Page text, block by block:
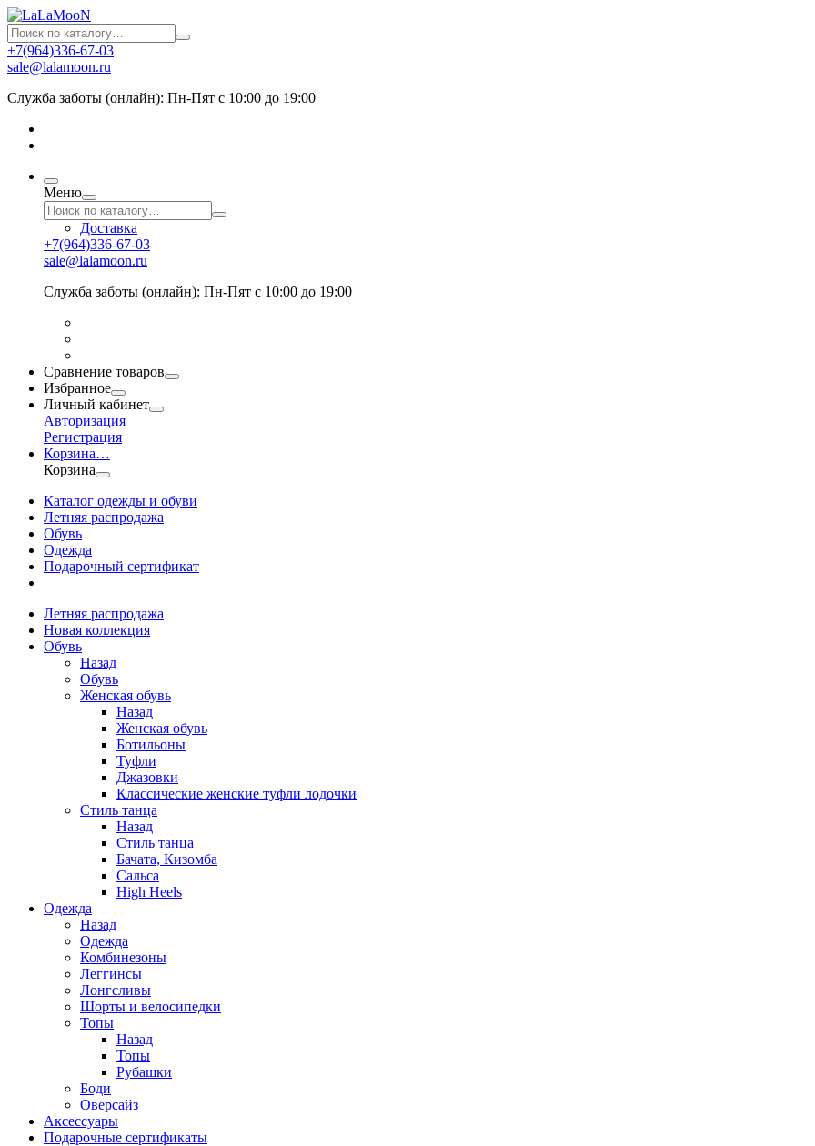
+7(964)336-67-03
sale@lalamoon.ru
Служба заботы (онлайн): Пн-Пят с 10:00 до 19:00
Меню
Доставка
+7(964)336-67-03
sale@lalamoon.ru
Служба заботы (онлайн): Пн-Пят с 10:00 до 19:00
Сравнение товаров
Избранное
Личный кабинет
Авторизация
Регистрация
Корзина…
Корзина
Каталог одежды и обуви
Летняя распродажа
Обувь
Одежда
Подарочный сертификат
Летняя распродажа
Новая коллекция
Обувь
Назад
Обувь
Женская обувь
Назад
Женская обувь
Ботильоны
Туфли
Джазовки
Классические женские туфли лодочки
Стиль танца
Назад
Стиль танца
Бачата, Кизомба
Сальса
High Heels
Одежда
Назад
Одежда
Комбинезоны
Леггинсы
Лонгсливы
Шорты и велосипедки
Топы
Назад
Топы
Рубашки
Боди
Оверсайз
Аксессуары
Подарочные сертификаты